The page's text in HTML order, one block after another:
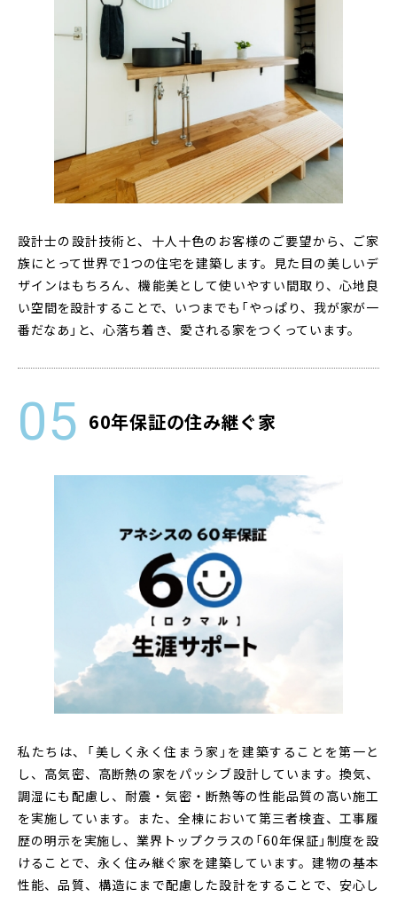
設計士の設計技術と、十人十色のお客様のご要望から、ご家
族にとって世界で1つの住宅を建築します。見た目の美しいデ
ザインはもちろん、機能美として使いやすい間取り、心地良
い空間を設計することで、いつまでも「やっぱり、我が家が一
番だなあ」と、心落ち着き、愛される家をつくっています。
60年保証の住み継ぐ家
私たちは、「美しく永く住まう家」を建築することを第一と
し、高気密、高断熱の家をパッシブ設計しています。換気、
調湿にも配慮し、耐震・気密・断熱等の性能品質の高い施工
を実施しています。また、全棟において第三者検査、工事履
歴の明示を実施し、業界トップクラスの「60年保証」制度を設
けることで、永く住み継ぐ家を建築しています。建物の基本
性能、品質、構造にまで配慮した設計をすることで、安心し